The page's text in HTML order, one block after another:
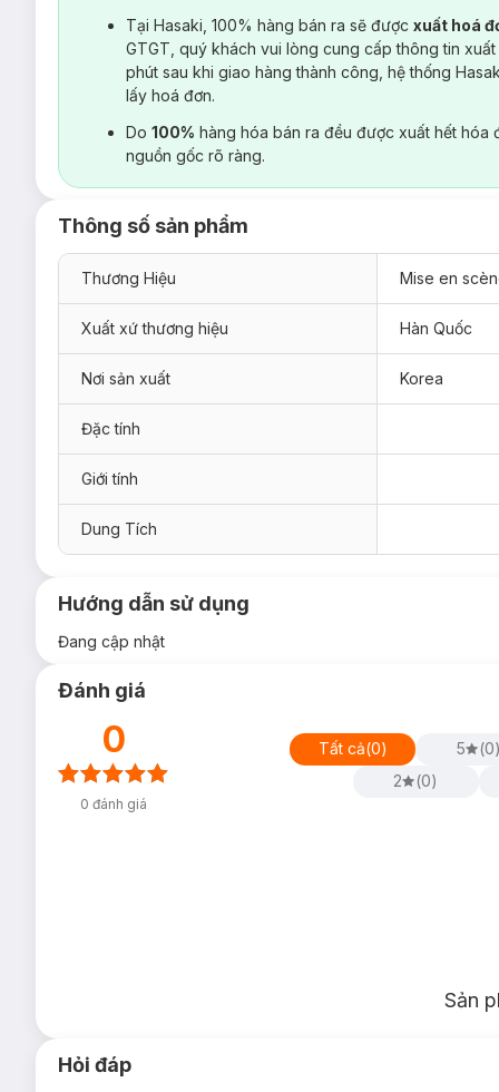
Tại Hasaki, 100% hàng bán ra sẽ được xuất hoá
GTGT, quý khách vui lòng cung cấp thông tin
phút sau khi giao hàng thành công, hệ thống
lấy hoá đơn.
Do 100% hàng hóa bán ra đều được xuất hết hóa
nguồn gốc rõ ràng.
Thông số sản phẩm
Thương Hiệu Mise en
Xuất xứ thương hiệu Hàn Quốc
Nơi sản xuất Korea
Đặc tính
Giới tính
Dung Tích
Hướng dẫn sử dụng
Đang cập nhật
Đánh giá
0
0 đánh giá
Tất cả(0) 5 (0
2
(0)
Sản
Hỏi đáp